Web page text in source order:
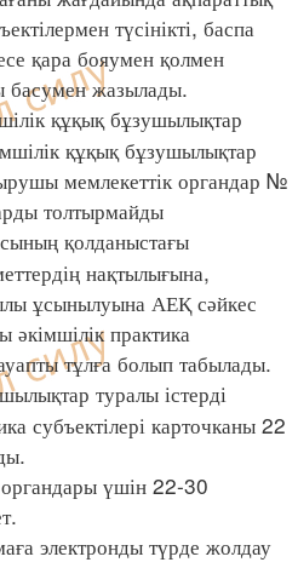
түсінікті, баспа
қара бояумен қолмен
басумен жазылады.
құқық бұзушылықтар
құқық бұзушылықтар
мемлекеттік органдар №
толтырмайды
қолданыстағы
нақтылығына,
ұсынылуына АЕҚ сәйкес
әкімшілік практика
тұлға болып табылады.
туралы істерді
субъектілері карточканы 22
үшін 22-30
электронды түрде жолдау